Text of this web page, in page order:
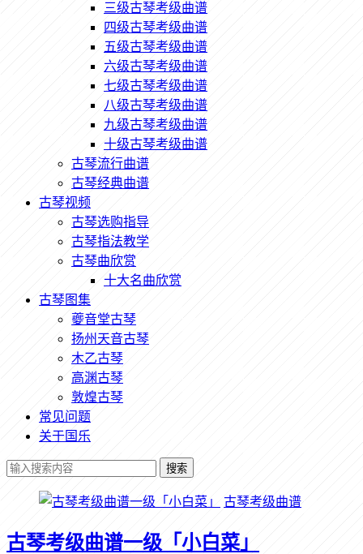
三级古琴考级曲谱
四级古琴考级曲谱
五级古琴考级曲谱
六级古琴考级曲谱
七级古琴考级曲谱
八级古琴考级曲谱
九级古琴考级曲谱
十级古琴考级曲谱
古琴流行曲谱
古琴经典曲谱
古琴视频
古琴选购指导
古琴指法教学
古琴曲欣赏
十大名曲欣赏
古琴图集
夔音堂古琴
扬州天音古琴
木乙古琴
高渊古琴
敦煌古琴
常见问题
关于国乐
搜索
古琴考级曲谱
古琴考级曲谱一级「小白菜」